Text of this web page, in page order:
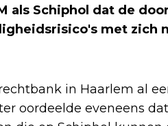
als Schiphol dat de
met zich
in Haarlem al
oordeelde eveneens